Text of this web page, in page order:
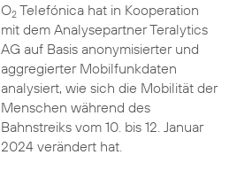
O2Telefónica hat in Kooperation
mit dem Analysepartner Teralytics
AG auf Basis anonymisierter und
aggregierter Mobilfunkdaten
analysiert, wie sich die Mobilität der
Menschen während des
Bahnstreiks vom 10. bis 12. Januar
2024 verändert hat.